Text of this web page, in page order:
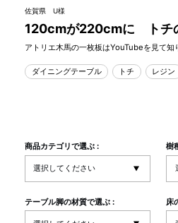
佐賀県 U様
120cmが220cmに トチ
アトリエ木馬の一枚板はYouTubeを見て知
ダイニングテーブル トチ レジン
商品カテゴリで選ぶ : 樹
テーブル脚の材質で選ぶ : 床